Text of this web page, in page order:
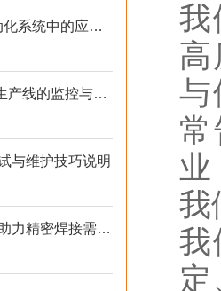
BECK压力开关在自动化系统中的应用说明
EGE传感器如何提升生产线的监控与管理效率？
与维护技巧说明
Fronius焊接设备如何助力精密焊接需求？
我
高
与
业
我
我